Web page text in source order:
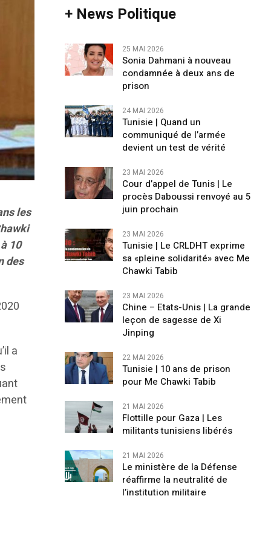
les
10
des
a
+ News Politique
25 MAI 2026
Sonia Dahmani à nouveau
condamnée à deux ans de
prison
24 MAI 2026
Tunisie | Quand un
communiqué de l’armée
devient un test de vérité
23 MAI 2026
Cour d’appel de Tunis | Le
procès Daboussi renvoyé au 5
juin prochain
23 MAI 2026
Tunisie | Le CRLDHT exprime
sa «pleine solidarité» avec Me
Chawki Tabib
23 MAI 2026
Chine – Etats-Unis | La grande
leçon de sagesse de Xi
Jinping
22 MAI 2026
Tunisie | 10 ans de prison
pour Me Chawki Tabib
21 MAI 2026
Flottille pour Gaza | Les
militants tunisiens libérés
21 MAI 2026
Le ministère de la Défense
réaffirme la neutralité de
l’institution militaire